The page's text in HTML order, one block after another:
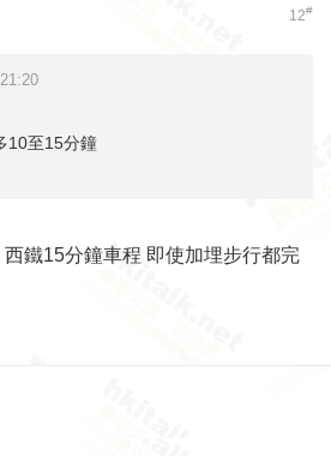
12#
10至15分鐘
鐵15分鐘車程 即使加埋步行都完